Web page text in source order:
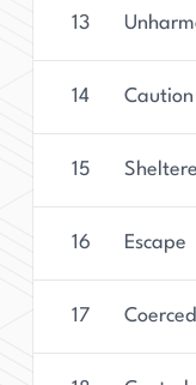
13
14 Caution
15
16 Escape
17 Coerced